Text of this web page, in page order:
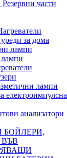
части
за дома
лампи
лампи
електроимпулсна
анализатори
БОЙЛЕРИ,